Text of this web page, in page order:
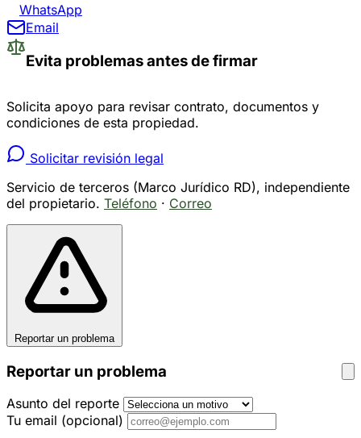
WhatsApp
Email
Evita problemas antes de firmar
Solicita apoyo para revisar contrato, documentos y
condiciones de esta propiedad.
Solicitar revisión legal
Servicio de terceros (Marco Jurídico RD), independiente
del propietario. Teléfono · Correo
Reportar un problema
Reportar un problema
Asunto del reporte
Tu email (opcional)